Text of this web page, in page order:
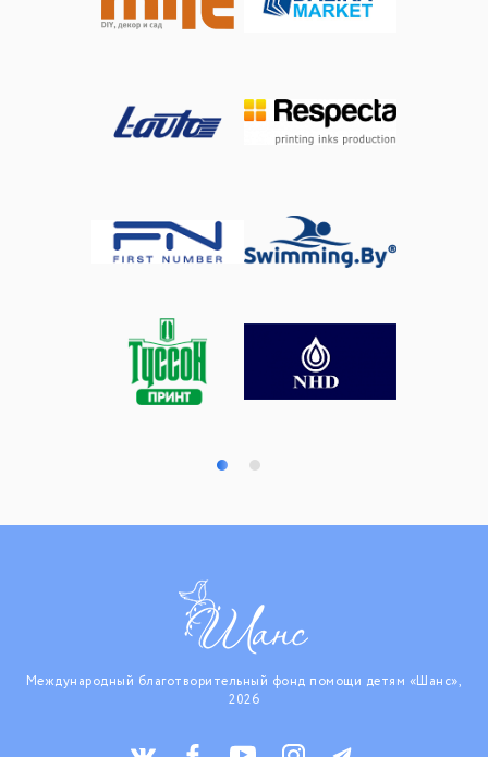
Международный благотворительный фонд помощи детям «Шанс»,
2026